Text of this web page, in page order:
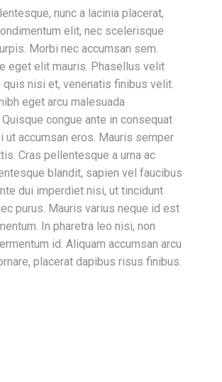
nunc a lacinia placerat,
elit, nec scelerisque
Morbi nec accumsan sem.
eget elit mauris. Phasellus velit
nisi et, venenatis finibus velit.
eget arcu malesuada
congue ante in consequat
ut accumsan eros. Mauris semper
Cras pellentesque a urna ac
blandit, sapien vel faucibus
dui imperdiet nisi, ut tincidunt
purus. Mauris varius neque id est
In pharetra leo nisi, non
id. Aliquam accumsan arcu
placerat dapibus risus finibus.